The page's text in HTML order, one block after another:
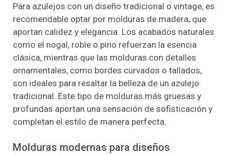
Para azulejos con un diseño tradicional o vintage, es
recomendable optar por molduras de madera, que
aportan calidez y elegancia. Los acabados naturales
como el nogal, roble o pino refuerzan la esencia
clásica, mientras que las molduras con detalles
ornamentales, como bordes curvados o tallados,
son ideales para resaltar la belleza de un azulejo
tradicional. Este tipo de molduras más gruesas y
profundas aportan una sensación de sofisticación y
completan el estilo de manera perfecta.
Molduras modernas para diseños